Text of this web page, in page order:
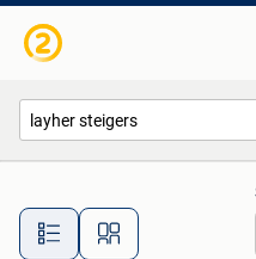
Alle